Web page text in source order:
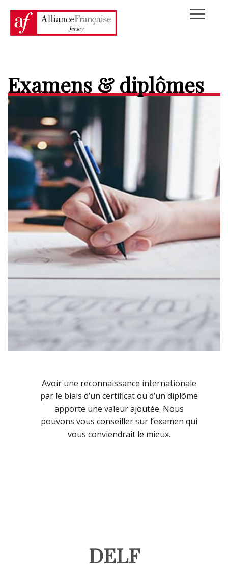
Examens & diplômes
Avoir une reconnaissance internationale
par le biais d’un certificat ou d’un diplôme
apporte une valeur ajoutée. Nous
pouvons vous conseiller sur l’examen qui
vous conviendrait le mieux.
DELF